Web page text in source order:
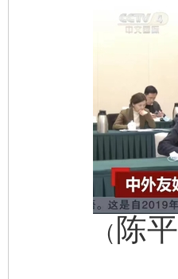
（ 陈